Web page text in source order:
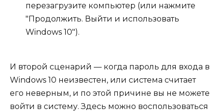
перезагрузите компьютер (или нажмите
"Продолжить. Выйти и использовать
Windows 10").
И второй сценарий — когда пароль для входа в
Windows 10 неизвестен, или система считает
его неверным, и по этой причине вы не можете
войти в систему. Здесь можно воспользоваться